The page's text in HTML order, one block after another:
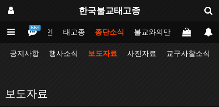
한국불교태고종
BBS
메인 태고종 종단소식 불교와의만남 업무포털
공지사항 행사소식 보도자료 사진자료 교구사찰소식
보도자료